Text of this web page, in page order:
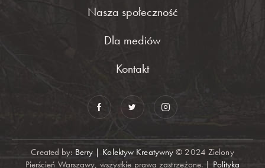
Nasza społeczność
Dla mediów
Kontakt
Created by: Berry | Kolektyw Kreatywny © 2024 Zielony
Pierścień Warszawy, wszystkie prawa zastrzeżone. | Polityka